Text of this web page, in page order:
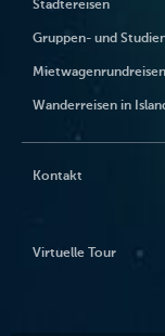
Städtereisen
Gruppen- und
Mietwagenrundreisen
Wanderreisen in
Kontakt
Virtuelle Tour